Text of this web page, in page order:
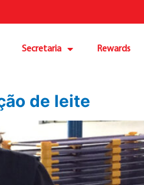
Secretaria Rewards
de leite